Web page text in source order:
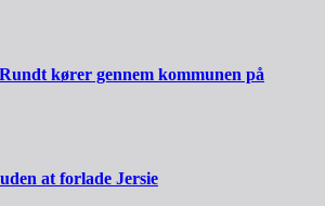
kører gennem kommunen på
at forlade Jersie